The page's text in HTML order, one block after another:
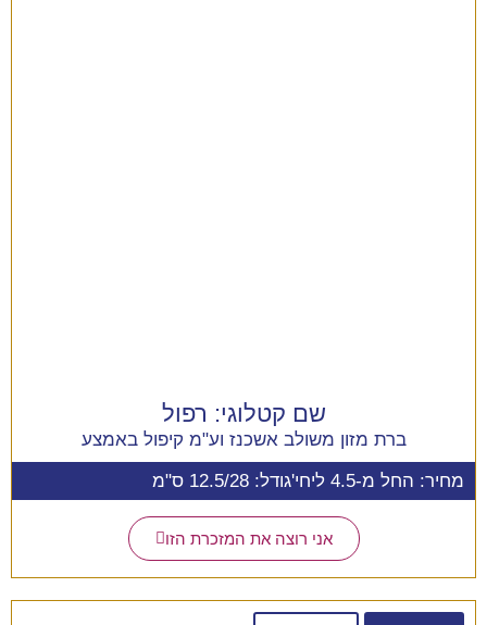
שם קטלוגי: רפול
ברת מזון משולב אשכנז וע"מ קיפול באמצע
מחיר: החל מ-4.5 ליחי'
גודל: 12.5/28 ס"מ
אני רוצה את המזכרת הזו